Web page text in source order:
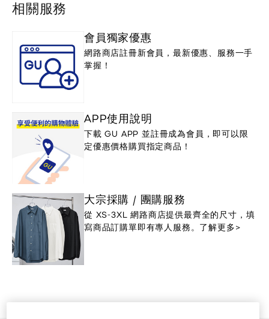
相關服務
會員獨家優惠
網路商店註冊新會員，最新優惠、服務一手
掌握！
APP使用說明
下載 GU APP 並註冊成為會員，即可以限
定優惠價格購買指定商品！
大宗採購 / 團購服務
從 XS-3XL 網路商店提供最齊全的尺寸，填
寫商品訂購單即有專人服務。了解更多>